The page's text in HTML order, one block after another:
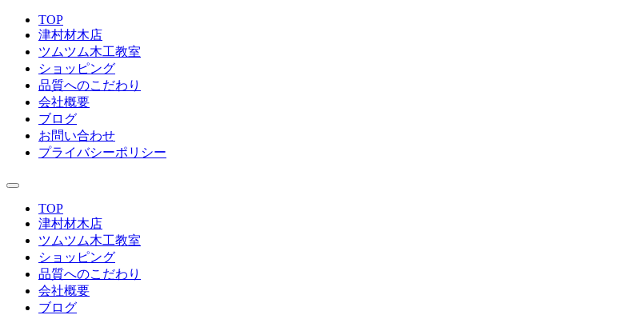
TOP
津村材木店
ツムツム木工教室
ショッピング
品質へのこだわり
会社概要
ブログ
お問い合わせ
プライバシーポリシー
TOP
津村材木店
ツムツム木工教室
ショッピング
品質へのこだわり
会社概要
ブログ